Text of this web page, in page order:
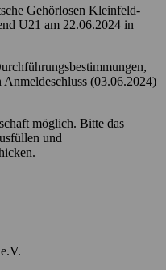
Gehörlosen Kleinfeld-
U21 am 22.06.2024 in
Anmeldeschluss (03.06.2024)
möglich. Bitte das
und